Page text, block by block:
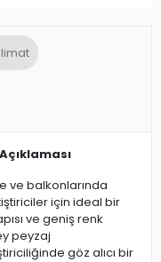
ve balkonlarında
için ideal bir
ve geniş renk
peyzaj
göz alıcı bir